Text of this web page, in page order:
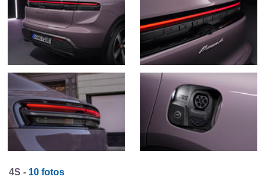
4S - 10 fotos